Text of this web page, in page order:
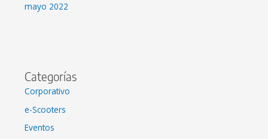
mayo 2022
Categorías
Corporativo
e-Scooters
Eventos